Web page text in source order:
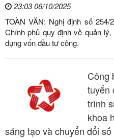
23:03 06/10/2025
TOÀN VĂN: Nghị định số 254/
Chính phủ quy định về quản
dụng vốn đầu tư công.
Công
tuyển
trình
khoa
sáng tạo và chuyển đổi